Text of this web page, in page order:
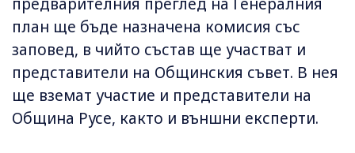
план ще бъде назначена комисия със
заповед, в чийто състав ще участват и
представители на Общинския съвет. В нея
ще вземат участие и представители на
Община Русе, както и външни експерти.